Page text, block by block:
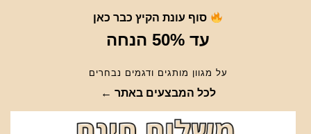
סוף עונת הקיץ כבר כאן
עד 50% הנחה
על מגוון מותגים ודגמים נבחרים
לכל המבצעים באתר ←